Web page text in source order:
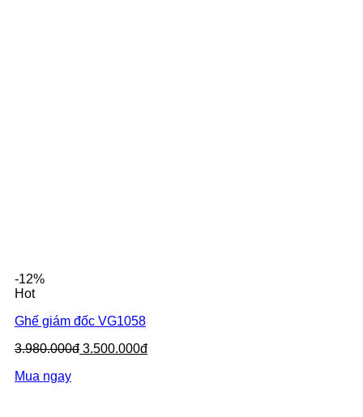
-12%
Hot
Ghế giám đốc VG1058
3.980.000đ 3.500.000đ
Mua ngay